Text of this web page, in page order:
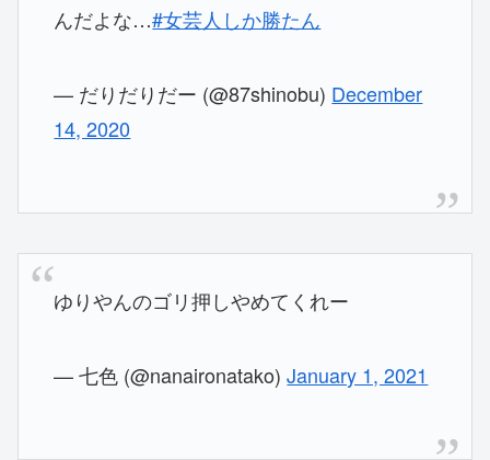
んだよな…#女芸人しか勝たん
— だりだりだー (@87shinobu) December
14, 2020
ゆりやんのゴリ押しやめてくれー
— 七色 (@nanaironatako)January 1, 2021